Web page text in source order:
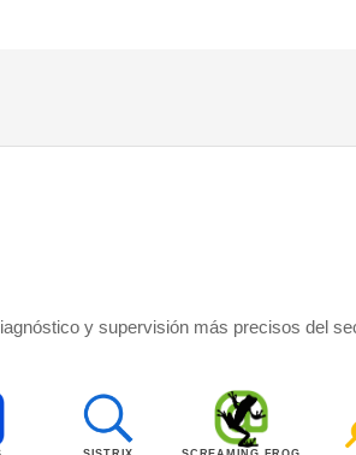
y supervisión más precisos del